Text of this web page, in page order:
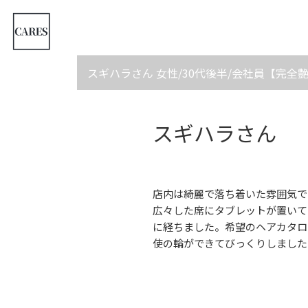
スギハラさん 女性/30代後半/会社員【完全
スギハラさん
店内は綺麗で落ち着いた雰囲気
広々した席にタブレットが置い
に経ちました。希望のヘアカタ
使の輪ができてびっくりしまし